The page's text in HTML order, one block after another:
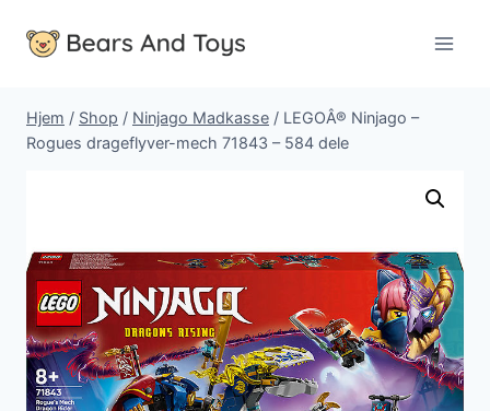
Hjem / Shop / Ninjago Madkasse / LEGOÂ® Ninjago –
Rogues drageflyver-mech 71843 – 584 dele